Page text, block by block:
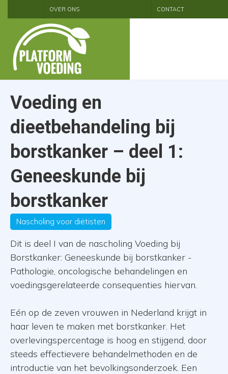
OVER ONS CONTACT
Voeding en
dieetbehandeling bij
borstkanker – deel 1:
Geneeskunde bij
borstkanker
Nascholing voor diëtisten
Dit is deel I van de nascholing Voeding bij
Borstkanker: Geneeskunde bij borstkanker -
Pathologie, oncologische behandelingen en
voedingsgerelateerde consequenties hiervan.
Eén op de zeven vrouwen in Nederland krijgt in
haar leven te maken met borstkanker. Het
overlevingspercentage is hoog en stijgend, door
steeds effectievere behandelmethoden en de
introductie van het bevolkingsonderzoek. Een